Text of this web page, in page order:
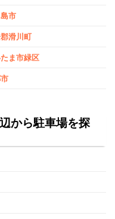
市
滑川町
ま市緑区
から駐車場を探